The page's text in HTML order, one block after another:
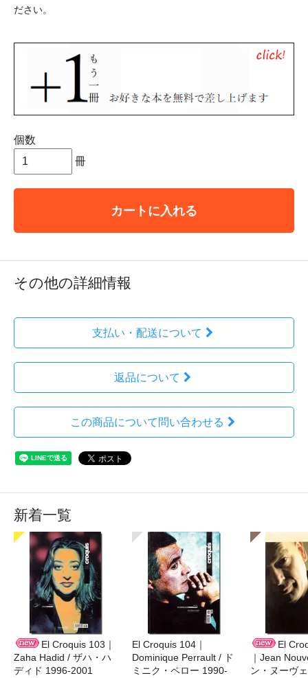
ださい。
個数
冊
カートに入れる
その他の詳細情報
支払い・配送について
返品について
この商品について問い合わせる
新着一覧
El Croquis 103｜
Zaha Hadid / ザハ・ハ
ディド 1996-2001
El Croquis 104｜
Dominique Perrault / ド
ミニク・ペロー 1990-
El
｜Jean
ン・ヌーヴ